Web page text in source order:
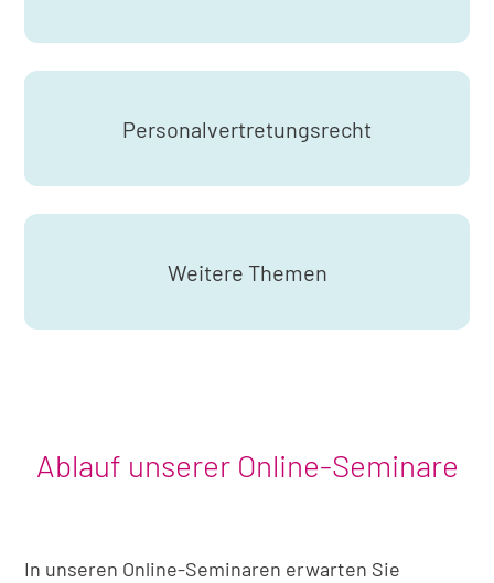
Personalvertretungsrecht
Weitere Themen
Ablauf unserer Online-Seminare
In unseren Online-Seminaren erwarten Sie